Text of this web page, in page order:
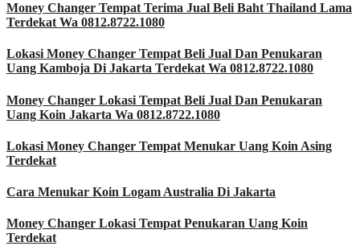
Money Changer Tempat Terima Jual Beli Baht Thailand Lama
Terdekat Wa 0812.8722.1080
Lokasi Money Changer Tempat Beli Jual Dan Penukaran
Uang Kamboja Di Jakarta Terdekat Wa 0812.8722.1080
Money Changer Lokasi Tempat Beli Jual Dan Penukaran
Uang Koin Jakarta Wa 0812.8722.1080
Lokasi Money Changer Tempat Menukar Uang Koin Asing
Terdekat
Cara Menukar Koin Logam Australia Di Jakarta
Money Changer Lokasi Tempat Penukaran Uang Koin
Terdekat